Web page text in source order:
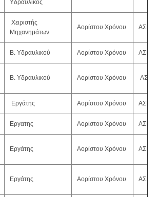
Υδραυλικός
Χειριστής
Μηχανημάτων
Αορίστου Χρόνου ΑΣΕΠ
Β. Υδραυλικού Αορίστου Χρόνου ΑΣΕΠ
Β. Υδραυλικού Αορίστου Χρόνου ΑΣΕΠ
Εργάτης Αορίστου Χρόνου ΑΣΕΠ
Εργατης Αορίστου Χρόνου ΑΣΕΠ
Εργάτης Αορίστου Χρόνου ΑΣΕΠ
Εργάτης Αορίστου Χρόνου ΑΣΕΠ